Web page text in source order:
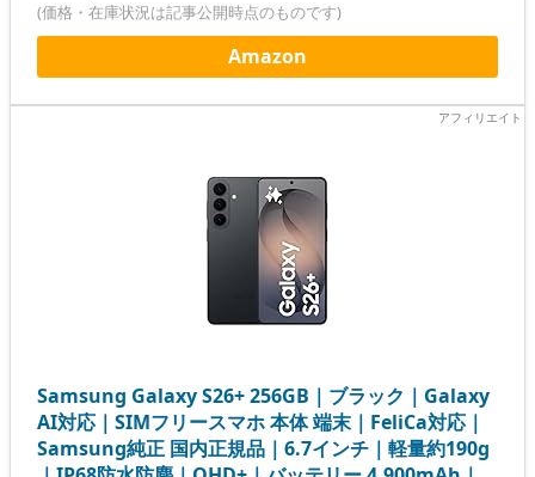
(価格・在庫状況は記事公開時点のものです)
Amazon
Samsung Galaxy S26+ 256GB｜ブラック｜Galaxy
AI対応｜SIMフリースマホ 本体 端末｜FeliCa対応｜
Samsung純正 国内正規品｜6.7インチ｜軽量約190g